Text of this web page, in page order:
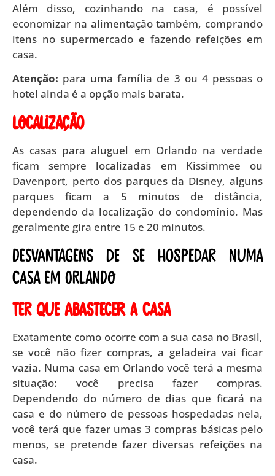
Além disso, cozinhando na casa, é possível
economizar na alimentação também, comprando
itens no supermercado e fazendo refeições em
casa.
Atenção: para uma família de 3 ou 4 pessoas o
hotel ainda é a opção mais barata.
Localização
As casas para aluguel em Orlando na verdade
ficam sempre localizadas em Kissimmee ou
Davenport, perto dos parques da Disney, alguns
parques ficam a 5 minutos de distância,
dependendo da localização do condomínio. Mas
geralmente gira entre 15 e 20 minutos.
Desvantagens de se hospedar numa
casa em Orlando
Ter que abastecer a casa
Exatamente como ocorre com a sua casa no Brasil,
se você não fizer compras, a geladeira vai ficar
vazia. Numa casa em Orlando você terá a mesma
situação: você precisa fazer compras.
Dependendo do número de dias que ficará na
casa e do número de pessoas hospedadas nela,
você terá que fazer umas 3 compras básicas pelo
menos, se pretende fazer diversas refeições na
casa.